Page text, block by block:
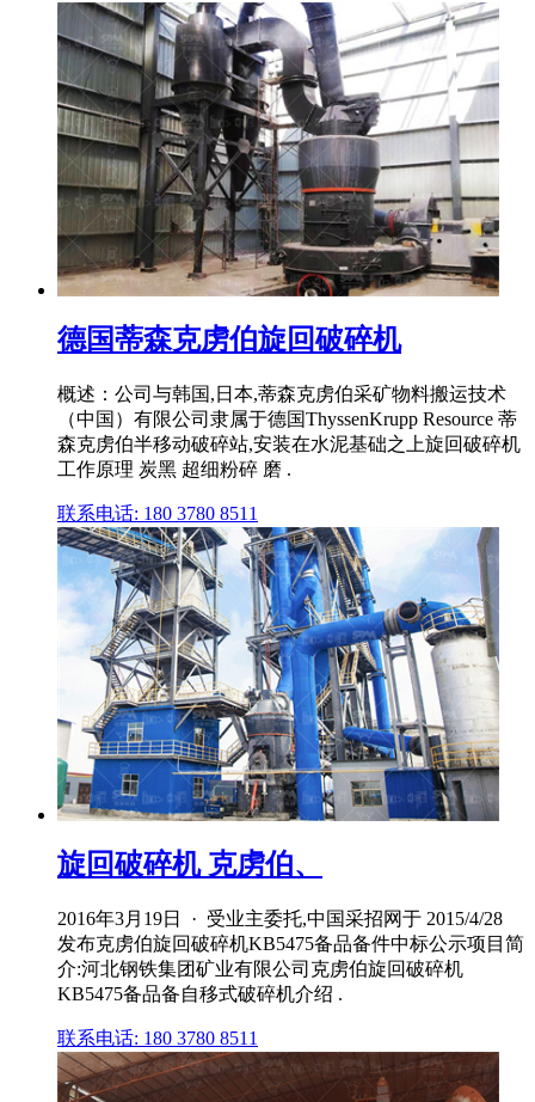
德国蒂森克虏伯旋回破碎机
概述：公司与韩国,日本,蒂森克虏伯采矿物料搬运技术
（中国）有限公司隶属于德国ThyssenKrupp Resource 蒂
森克虏伯半移动破碎站,安装在水泥基础之上旋回破碎机
工作原理 炭黑 超细粉碎 磨 .
联系电话: 180 3780 8511
旋回破碎机 克虏伯、
2016年3月19日 · 受业主委托,中国采招网于 2015/4/28
发布克虏伯旋回破碎机KB5475备品备件中标公示项目简
介:河北钢铁集团矿业有限公司克虏伯旋回破碎机
KB5475备品备自移式破碎机介绍 .
联系电话: 180 3780 8511